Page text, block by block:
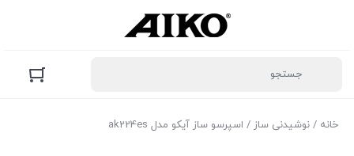
خانه / نوشیدنی ساز / اسپرسو ساز آیکو مدل ak224es